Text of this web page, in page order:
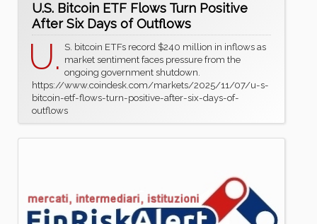
U.S. Bitcoin ETF Flows Turn Positive
After Six Days of Outflows
U. S. bitcoin ETFs record $240 million in inflows as
market sentiment faces pressure from the
ongoing government shutdown.
https://www.coindesk.com/markets/2025/11/07/u-s-
bitcoin-etf-flows-turn-positive-after-six-days-of-
outflows